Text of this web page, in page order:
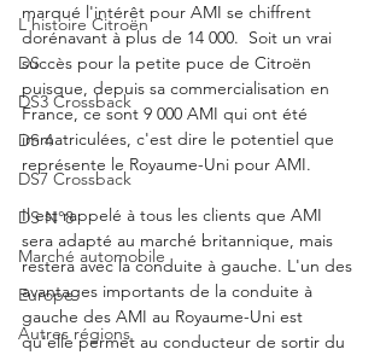
L'histoire Citroën
DS
DS3 Crossback
DS 4
DS7 Crossback
DS N°8
Marché automobile
Europe
Autres régions
marqué l'intérêt pour AMI se chiffrent
dorénavant à plus de 14 000.  Soit un vrai
succès pour la petite puce de Citroën
puisque, depuis sa commercialisation en
France, ce sont 9 000 AMI qui ont été
immatriculées, c'est dire le potentiel que
représente le Royaume-Uni pour AMI.
Il est rappelé à tous les clients que AMI
sera adapté au marché britannique, mais
restera avec la conduite à gauche. L'un des
avantages importants de la conduite à
gauche des AMI au Royaume-Uni est
qu'elle permet au conducteur de sortir du